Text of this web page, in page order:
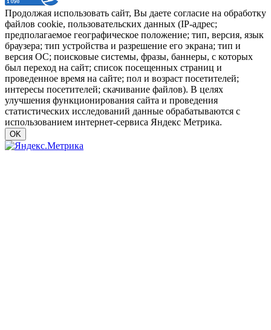
Продолжая использовать сайт, Вы даете согласие на обработку
файлов cookie, пользовательских данных (IP-адрес;
предполагаемое географическое положение; тип, версия, язык
браузера; тип устройства и разрешение его экрана; тип и
версия ОС; поисковые системы, фразы, баннеры, с которых
был переход на сайт; список посещенных страниц и
проведенное время на сайте; пол и возраст посетителей;
интересы посетителей; скачивание файлов). В целях
улучшения функционирования сайта и проведения
статистических исследований данные обрабатываются с
использованием интернет-сервиса Яндекс Метрика.
OK